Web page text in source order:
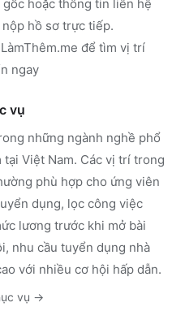
hoặc thông tin liên hệ
hồ sơ trực tiếp.
để tìm vị trí
ngay
vụ
những ngành nghề phổ
Việt Nam. Các vị trí trong
phù hợp cho ứng viên
dụng, lọc công việc
lương trước khi mở bài
nhu cầu tuyển dụng nhà
với nhiều cơ hội hấp dẫn.
vụ →